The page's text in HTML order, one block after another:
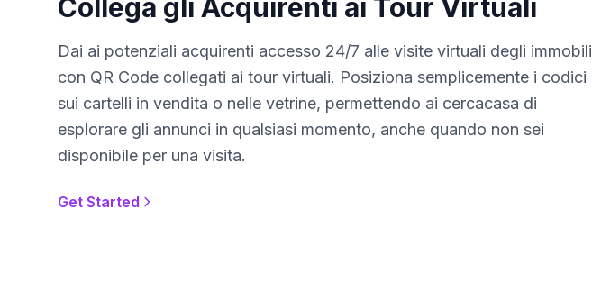
Collega gli Acquirenti ai Tour Virtuali
Dai ai potenziali acquirenti accesso 24/7 alle visite virtuali degli immobili
con QR Code collegati ai tour virtuali. Posiziona semplicemente i codici
sui cartelli in vendita o nelle vetrine, permettendo ai cercacasa di
esplorare gli annunci in qualsiasi momento, anche quando non sei
disponibile per una visita.
Get Started